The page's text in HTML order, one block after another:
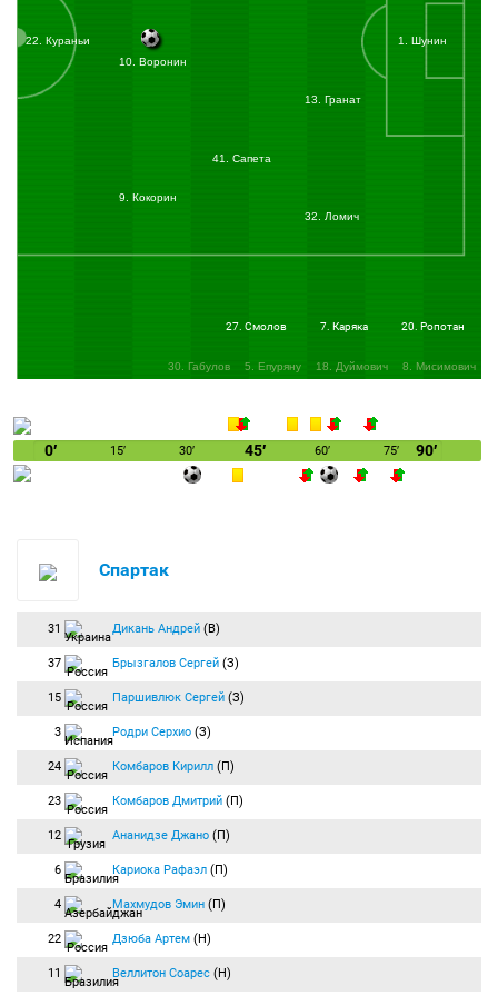
1. Шунин
32. Ломич
13. Гранат
41. Сапета
22. Кураньи
10. Воронин
9. Кокорин
20. Ропотан
7. Каряка
27. Смолов
30. Габулов 5. Епуряну 18. Дуймович 8. Мисимович
0′ 15′ 30′ 45′ 60′ 75′ 90′
Спартак
31 Дикань Андрей (В)
37 Брызгалов Сергей (З)
15 Паршивлюк Сергей (З)
3 Родри Серхио (З)
24 Комбаров Кирилл (П)
23 Комбаров Дмитрий (П)
12 Ананидзе Джано (П)
6 Кариока Рафаэл (П)
4 Махмудов Эмин (П)
22 Дзюба Артем (Н)
11 Веллитон Соарес (Н)